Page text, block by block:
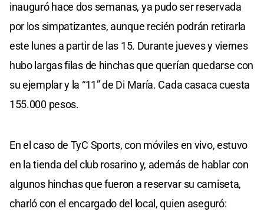
inauguró hace dos semanas, ya pudo ser reservada
por los simpatizantes, aunque recién podrán retirarla
este lunes a partir de las 15. Durante jueves y viernes
hubo largas filas de hinchas que querían quedarse con
su ejemplar y la “11” de Di María. Cada casaca cuesta
155.000 pesos.
En el caso de TyC Sports, con móviles en vivo, estuvo
en la tienda del club rosarino y, además de hablar con
algunos hinchas que fueron a reservar su camiseta,
charló con el encargado del local, quien aseguró: